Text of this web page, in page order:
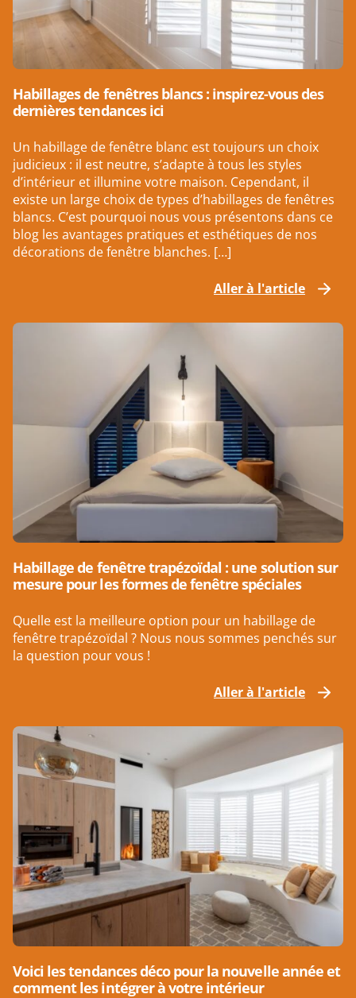
Habillages de fenêtres blancs : inspirez-vous des
dernières tendances ici
Un habillage de fenêtre blanc est toujours un choix
judicieux : il est neutre, s’adapte à tous les styles
d’intérieur et illumine votre maison. Cependant, il
existe un large choix de types d’habillages de fenêtres
blancs. C’est pourquoi nous vous présentons dans ce
blog les avantages pratiques et esthétiques de nos
décorations de fenêtre blanches. […]
Aller à l'article
Habillage de fenêtre trapézoïdal : une solution sur
mesure pour les formes de fenêtre spéciales
Quelle est la meilleure option pour un habillage de
fenêtre trapézoïdal ? Nous nous sommes penchés sur
la question pour vous !
Aller à l'article
Voici les tendances déco pour la nouvelle année et
comment les intégrer à votre intérieur